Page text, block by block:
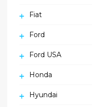
Fiat
Ford
Ford USA
Honda
Hyundai